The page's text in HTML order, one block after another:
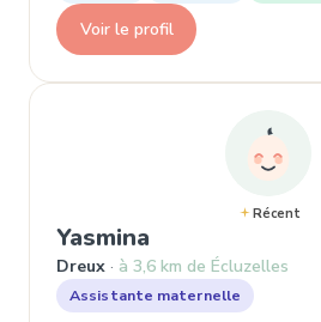
Voir le profil
Récent
Yasmina
Dreux à 3,6 km de Écluzelles
Assistante maternelle